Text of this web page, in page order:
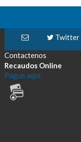
Contactenos
Twitter
Recaudos Online
Pague aquí